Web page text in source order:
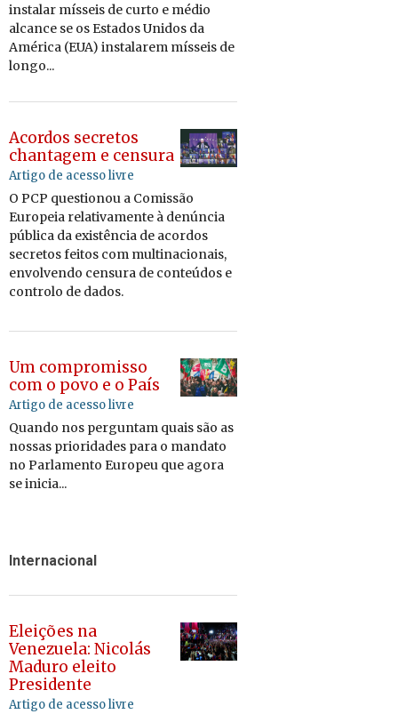
instalar mísseis de curto e médio
alcance se os Estados Unidos da
América (EUA) instalarem mísseis de
longo...
Acordos secretos
chantagem e censura
Artigo de acesso livre
O PCP ques­ti­onou a Co­missão
Eu­ro­peia re­la­ti­va­mente à de­núncia
pú­blica da exis­tência de acordos
se­cretos feitos com mul­ti­na­ci­o­nais,
en­vol­vendo cen­sura de con­teúdos e
con­trolo de dados.
Um compromisso
com o povo e o País
Artigo de acesso livre
Quando nos perguntam quais são as
nossas prioridades para o mandato
no Parlamento Europeu que agora
se inicia...
Internacional
Eleições na
Venezuela: Nicolás
Maduro eleito
Presidente
Artigo de acesso livre